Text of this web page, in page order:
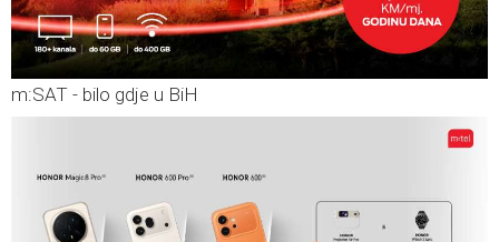
m:SAT - bilo gdje u BiH